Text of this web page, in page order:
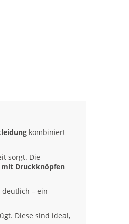
kombiniert
sorgt. Die
Druckknöpfen
– ein
Diese sind ideal,